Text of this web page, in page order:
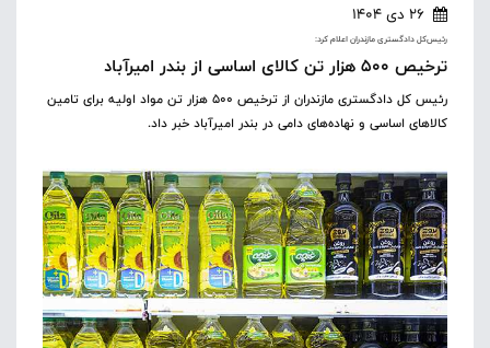
26 دی 1404
رئیس‌کل دادگستری مازندران اعلام کرد:
ترخیص ۵۰۰ هزار تن کالای اساسی از بندر امیرآباد
رئیس کل دادگستری مازندران از ترخیص ۵۰۰ هزار تن مواد اولیه برای تامین
کالاهای اساسی و نهاده‌های دامی در بندر امیرآباد خبر داد.